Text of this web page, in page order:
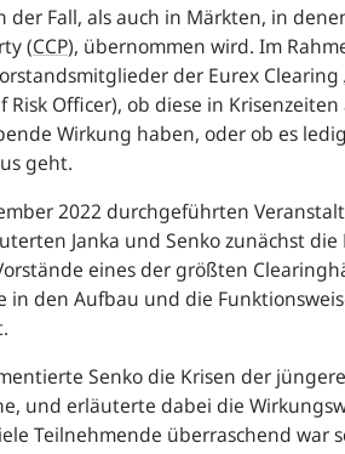
der Fall, als auch in Märkten, in
(CCP), übernommen wird. Im
der Eurex Clearing
Risk Officer), ob diese in
Wirkung haben, oder ob es
geht.
2022 durchgeführten
Janka und Senko zunächst
eines der größten
in den Aufbau und die
Senko die Krisen der
und erläuterte dabei die
Teilnehmende überraschend war